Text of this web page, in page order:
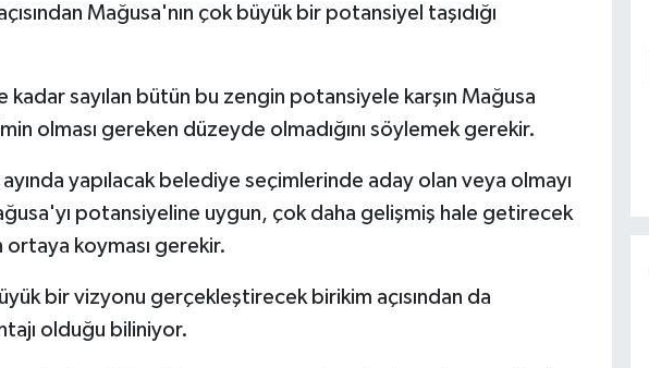
Mağusa'nın çok büyük bir potansiyel taşıdığı
kadar sayılan bütün bu zengin potansiyele karşın Mağusa
olması gereken düzeyde olmadığını söylemek gerekir.
yapılacak belediye seçimlerinde aday olan veya olmayı
potansiyeline uygun, çok daha gelişmiş hale getirecek
ortaya koyması gerekir.
bir vizyonu gerçekleştirecek birikim açısından da
olduğu biliniyor.